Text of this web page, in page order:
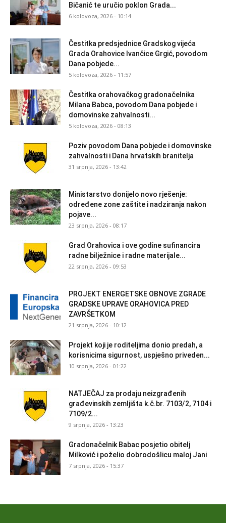
Bičanić te uručio poklon Grada...
6 kolovoza, 2026 - 10:14
Čestitka predsjednice Gradskog vijeća
Grada Orahovice Ivančice Grgić, povodom
Dana pobjede...
5 kolovoza, 2026 - 11:57
Čestitka orahovačkog gradonačelnika
Milana Babca, povodom Dana pobjede i
domovinske zahvalnosti...
5 kolovoza, 2026 - 08:13
Poziv povodom Dana pobjede i domovinske
zahvalnosti i Dana hrvatskih branitelja
31 srpnja, 2026 - 13:42
Ministarstvo donijelo novo rješenje:
određene zone zaštite i nadziranja nakon
pojave...
23 srpnja, 2026 - 08:17
Grad Orahovica i ove godine sufinancira
radne bilježnice i radne materijale...
22 srpnja, 2026 - 09:53
PROJEKT ENERGETSKE OBNOVE ZGRADE
GRADSKE UPRAVE ORAHOVICA PRED
ZAVRŠETKOM
21 srpnja, 2026 - 10:12
Projekt koji je roditeljima donio predah, a
korisnicima sigurnost, uspješno priveden...
10 srpnja, 2026 - 01:22
NATJEČAJ za prodaju neizgrađenih
građevinskih zemljišta k.č.br. 7103/2, 7104 i
7109/2...
9 srpnja, 2026 - 13:23
Gradonačelnik Babac posjetio obitelj
Milković i poželio dobrodošlicu maloj Jani
7 srpnja, 2026 - 15:37